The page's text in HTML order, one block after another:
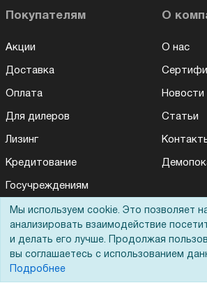
Покупателям
Акции
Доставка
Оплата
Для дилеров
Лизинг
Кредитование
Госучреждениям
Тендеры
ЭДО
О
О нас
Новости
Статьи
Мы используем cookie. Это позволяет
анализировать взаимодействие
и делать его лучше. Продолжая
вы соглашаетесь с использованием
Подробнее